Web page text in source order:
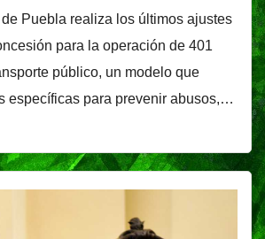
Puebla realiza los últimos ajustes
para la operación de 401
público, un modelo que
específicas para prevenir abusos,…